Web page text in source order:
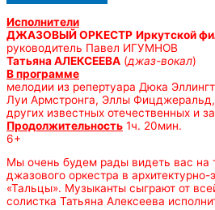
Исполнители
ДЖАЗОВЫЙ ОРКЕСТР Иркутской
руководитель Павел ИГУМНОВ
Татьяна АЛЕКСЕЕВА (джаз-вокал)
В программе
мелодии из репертуара Дюка
Луи Армстронга, Эллы
других известных отечественных и
Продолжительность 1ч. 20мин.
6+
Мы очень будем рады видеть вас на
джазового оркестра в
«Тальцы». Музыканты сыграют от
солистка Татьяна Алексеева